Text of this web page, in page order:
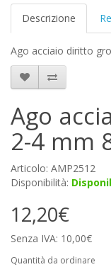
Descrizione
Ago acciaio diritto
Ago
2-4 mm
Articolo: AMP2512
Disponibilità:
12,20€
Senza IVA: 10,00€
Quantità da ordinare